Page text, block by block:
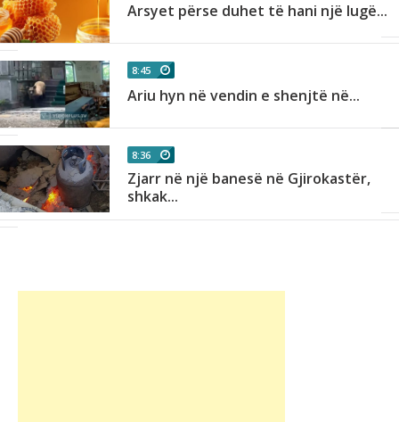
Arsyet përse duhet të hani një lugë...
8:45
Ariu hyn në vendin e shenjtë në...
8:36
Zjarr në një banesë në Gjirokastër,
shkak...